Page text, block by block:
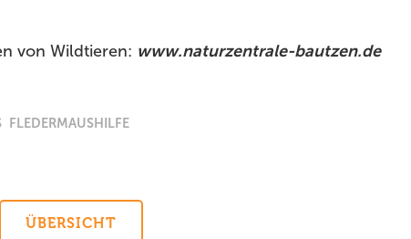
von Wildtieren: www.naturzentrale-bautzen.de
FLEDERMAUSHILFE
ÜBERSICHT